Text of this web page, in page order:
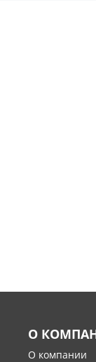
О
О компании